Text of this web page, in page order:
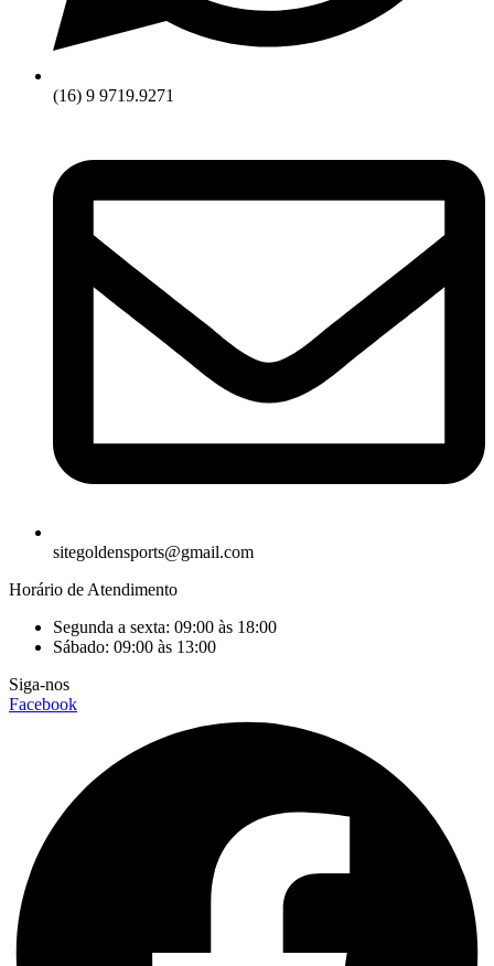
(16) 9 9719.9271
sitegoldensports@gmail.com
Horário de Atendimento
Segunda a sexta: 09:00 às 18:00
Sábado: 09:00 às 13:00
Siga-nos
Facebook